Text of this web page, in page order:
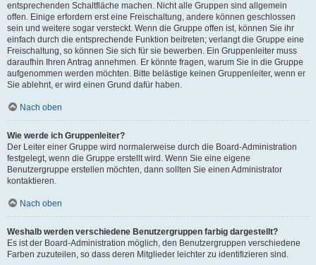
entsprechenden Schaltfläche machen. Nicht alle Gruppen sind allgemein
offen. Einige erfordern erst eine Freischaltung, andere können geschlossen
sein und weitere sogar versteckt. Wenn die Gruppe offen ist, können Sie ihr
einfach durch die entsprechende Funktion beitreten; verlangt die Gruppe eine
Freischaltung, so können Sie sich für sie bewerben. Ein Gruppenleiter muss
daraufhin Ihren Antrag annehmen. Er könnte fragen, warum Sie in die Gruppe
aufgenommen werden möchten. Bitte belästige keinen Gruppenleiter, wenn er
Sie ablehnt, er wird einen Grund dafür haben.
Nach oben
Wie werde ich Gruppenleiter?
Der Leiter einer Gruppe wird normalerweise durch die Board-Administration
festgelegt, wenn die Gruppe erstellt wird. Wenn Sie eine eigene
Benutzergruppe erstellen möchten, dann sollten Sie einen Administrator
kontaktieren.
Nach oben
Weshalb werden verschiedene Benutzergruppen farbig dargestellt?
Es ist der Board-Administration möglich, den Benutzergruppen verschiedene
Farben zuzuteilen, so dass deren Mitglieder leichter zu identifizieren sind.